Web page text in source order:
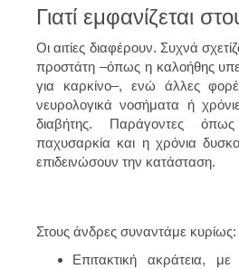
Γιατί εμφανίζεται
Οι αιτίες διαφέρουν. Συχνά
προστάτη –όπως η καλοήθης
για καρκίνο–, ενώ άλλες
νευρολογικά νοσήματα ή
διαβήτης. Παράγοντες
παχυσαρκία και η χρόνια
επιδεινώσουν την κατάσταση.
Στους άνδρες συναντάμε κυρίως:
Επιτακτική ακράτεια,